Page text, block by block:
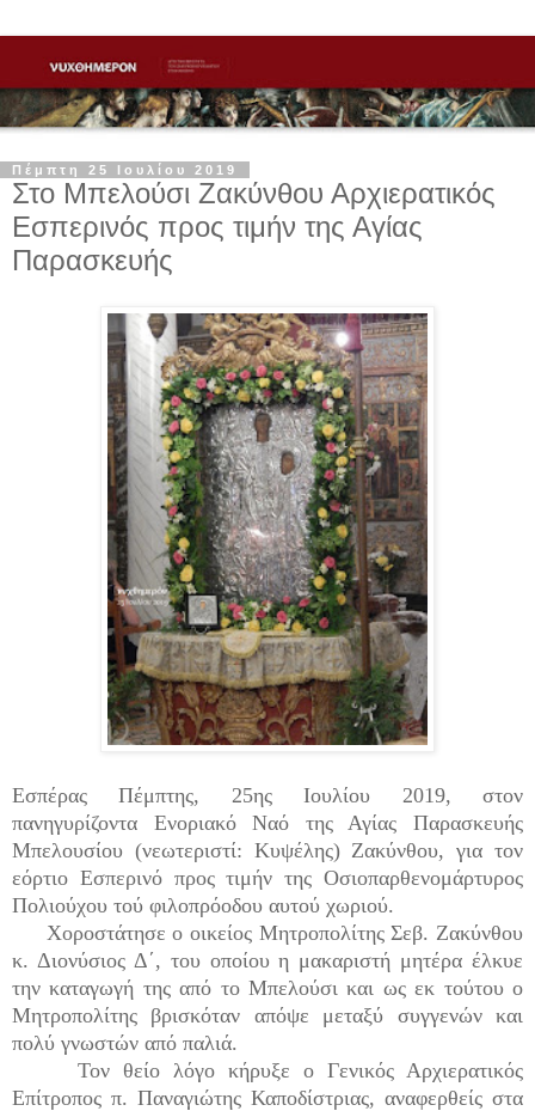
Πέμπτη 25 Ιουλίου 2019
Στο Μπελούσι Ζακύνθου Αρχιερατικός
Εσπερινός προς τιμήν της Αγίας
Παρασκευής
Εσπέρας Πέμπτης, 25ης Ιουλίου 2019, στον
πανηγυρίζοντα Ενοριακό Ναό της Αγίας Παρασκευής
Μπελουσίου (νεωτεριστί: Κυψέλης) Ζακύνθου, για τον
εόρτιο Εσπερινό προς τιμήν της Οσιοπαρθενομάρτυρος
Πολιούχου τού φιλοπρόοδου αυτού χωριού.
Χοροστάτησε ο οικείος Μητροπολίτης Σεβ. Ζακύνθου
κ. Διονύσιος Δ΄, του οποίου η μακαριστή μητέρα έλκυε
την καταγωγή της από το Μπελούσι και ως εκ τούτου ο
Μητροπολίτης βρισκόταν απόψε μεταξύ συγγενών και
πολύ γνωστών από παλιά.
Τον θείο λόγο κήρυξε ο Γενικός Αρχιερατικός
Επίτροπος π. Παναγιώτης Καποδίστριας, αναφερθείς στα